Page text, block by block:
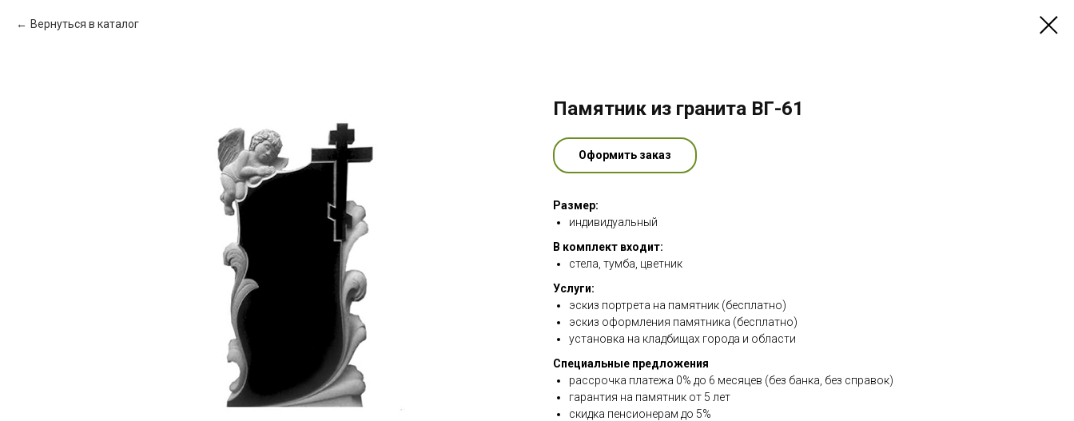
Вернуться в каталог
Памятник из гранита ВГ-61
Оформить заказ
Размер:
индивидуальный
В комплект входит:
стела, тумба, цветник
Услуги:
эскиз портрета на памятник (бесплатно)
эскиз оформления памятника (бесплатно)
установка на кладбищах города и области
Специальные предложения
рассрочка платежа 0% до 6 месяцев (без банка, без справок)
гарантия на памятник от 5 лет
скидка пенсионерам до 5%